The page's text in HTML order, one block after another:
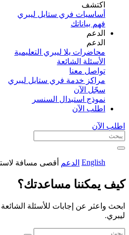
اكتشف​
أساسيات فري ستايل ليبري
فهم بياناتك
الدعم
الدعم
محاضرات يلا ليبري التعليمية
الأسئلة الشائعة
تواصل معنا
مراكز خدمة فري ستايل ليبري
سجّل الآن​
نموذج استبدال السنسر
اطلب الآن
اطلب الآن
English الدعم أقصى مسافة
كيف يمكننا مساعدتك؟
ابحث واعثر عن إجابات للأسئلة
ليبري.